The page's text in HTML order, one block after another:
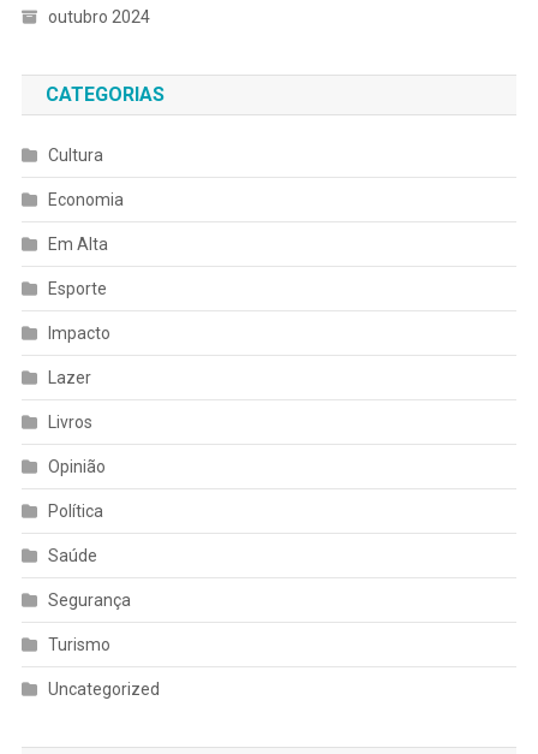
outubro 2024
CATEGORIAS
Cultura
Economia
Em Alta
Esporte
Impacto
Lazer
Livros
Opinião
Política
Saúde
Segurança
Turismo
Uncategorized